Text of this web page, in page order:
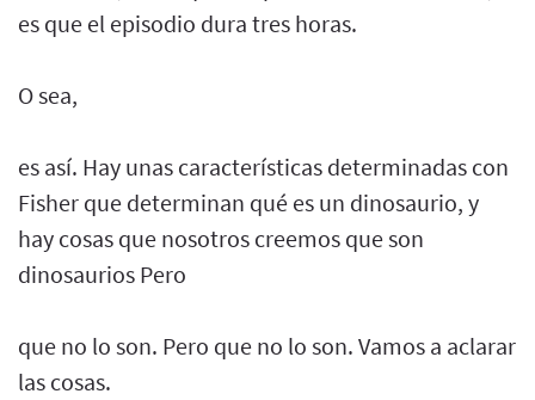
es que el episodio dura tres horas.
O sea,
es así. Hay unas características determinadas con
Fisher que determinan qué es un dinosaurio, y
hay cosas que nosotros creemos que son
dinosaurios Pero
que no lo son. Pero que no lo son. Vamos a aclarar
las cosas.